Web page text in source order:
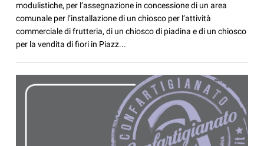
modulistiche, per l’assegnazione in concessione di un area
comunale per l’installazione di un chiosco per l’attività
commerciale di frutteria, di un chiosco di piadina e di un chiosco
per la vendita di fiori in Piazz...